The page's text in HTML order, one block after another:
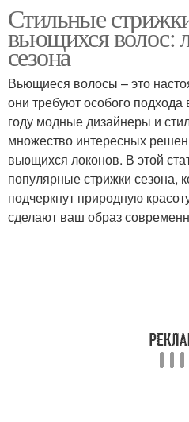
Стильные
вьющихся волос:
сезона
Вьющиеся волосы – это
они требуют особого подхода
году модные дизайнеры и
множество интересных
вьющихся локонов. В этой
популярные стрижки сезона,
подчеркнут природную
сделают ваш образ